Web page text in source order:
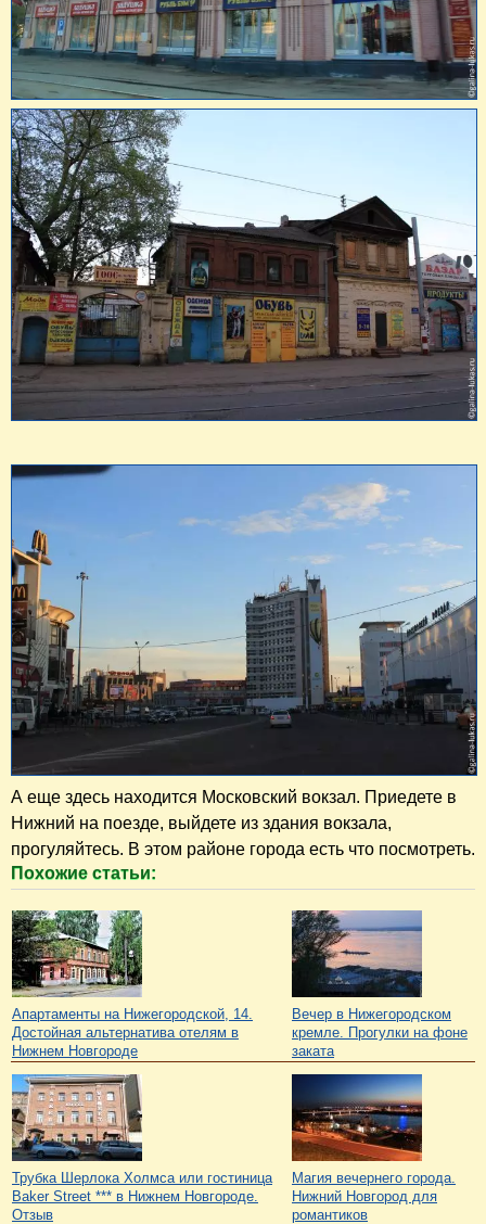
А еще здесь находится Московский вокзал. Приедете в
Нижний на поезде, выйдете из здания вокзала,
прогуляйтесь. В этом районе города есть что посмотреть.
Похожие статьи:
Апартаменты на Нижегородской, 14.
Достойная альтернатива отелям в
Нижнем Новгороде
Вечер в Нижегородском
кремле. Прогулки на фоне
заката
Трубка Шерлока Холмса или гостиница
Baker Street *** в Нижнем Новгороде.
Отзыв
Магия вечернего города.
Нижний Новгород для
романтиков